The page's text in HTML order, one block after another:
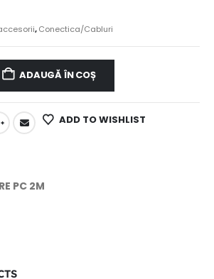
,Conectica/Cabluri
ADAUGĂ ÎN COȘ
ADD TO WISHLIST
PC 2M